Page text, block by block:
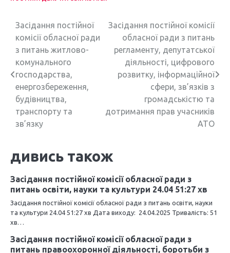
Н
а
в
а
і
я
з
а
и
Засідання постійної
комісії обласної ради
з питань житлово-
комунального
господарства,
енергозбереження,
будівництва,
транспорту та
зв’язку
Засідання постійної комісії
обласної ради з питань
регламенту, депутатської
діяльності, цифрового
розвитку, інформаційної
сфери, зв’язків з
громадськістю та
дотримання прав учасників
АТО
дивись також
Засідання постійної комісії обласної ради з
питань освіти, науки та культури 24.04 51:27 хв
Засідання постійної комісії обласної ради з питань освіти, науки
та культури 24.04 51:27 хв Дата виходу: 24.04.2025 Тривалість: 51
хв…
Засідання постійної комісії обласної ради з
питань правоохоронної діяльності, боротьби з